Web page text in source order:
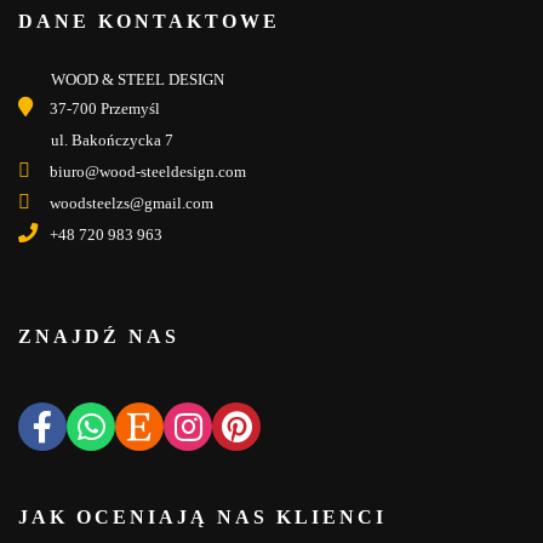
DANE KONTAKTOWE
WOOD & STEEL DESIGN
37-700 Przemyśl
ul. Bakończycka 7
biuro@wood-steeldesign.com
woodsteelzs@gmail.com
+48 720 983 963
ZNAJDŹ NAS
JAK OCENIAJĄ NAS KLIENCI